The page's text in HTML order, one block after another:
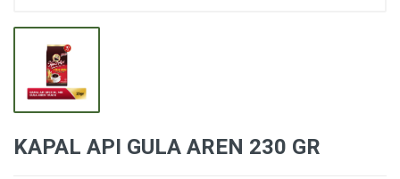
KAPAL API GULA AREN 230 GR